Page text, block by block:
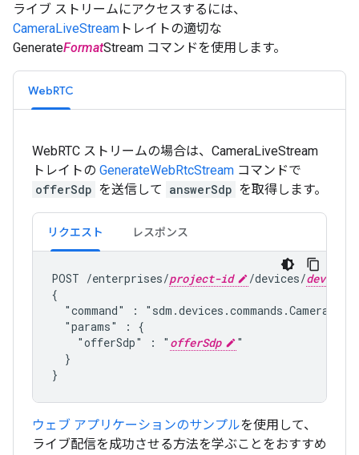
ライブ ストリームにアクセスするには、
CameraLiveStream トレイトの適切な
GenerateFormatStream コマンドを使用します。
WebRTC
WebRTC ストリームの場合は、CameraLiveStream
トレイトの GenerateWebRtcStream コマンドで
offerSdp を送信して answerSdp を取得します。
リクエスト レスポンス
POST /enterprises/project-id /devices/device-
{
  "command" : "
  "params" : {
    "offerSdp" : "
offerSdp
"
  }
ウェブ アプリケーションのサンプルを使用して、
ライブ配信を成功させる方法を学ぶことをおすすめ